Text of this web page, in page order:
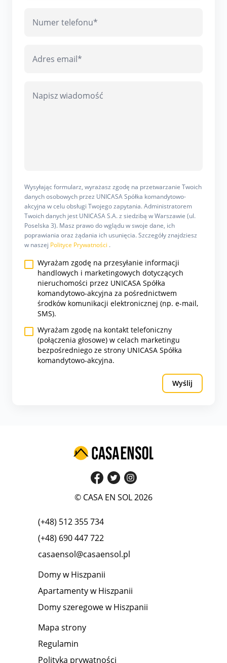
Wysyłając formularz, wyrażasz zgodę na przetwarzanie Twoich
danych osobowych przez UNICASA Spółka komandytowo-
akcyjna w celu obsługi Twojego zapytania. Administratorem
Twoich danych jest UNICASA S.A. z siedzibą w Warszawie (ul.
Poselska 3). Masz prawo do wglądu w swoje dane, ich
poprawiania oraz żądania ich usunięcia. Szczegóły znajdziesz
w naszej Polityce Prywatności .
Wyrażam zgodę na przesyłanie informacji
handlowych i marketingowych dotyczących
nieruchomości przez UNICASA Spółka
komandytowo-akcyjna za pośrednictwem
środków komunikacji elektronicznej (np. e-mail,
SMS).
Wyrażam zgodę na kontakt telefoniczny
(połączenia głosowe) w celach marketingu
bezpośredniego ze strony UNICASA Spółka
komandytowo-akcyjna.
Wyślij
© CASA EN SOL 2026
(+48) 512 355 734
(+48) 690 447 722
casaensol@casaensol.pl
Domy w Hiszpanii
Apartamenty w Hiszpanii
Domy szeregowe w Hiszpanii
Mapa strony
Regulamin
Polityka prywatności